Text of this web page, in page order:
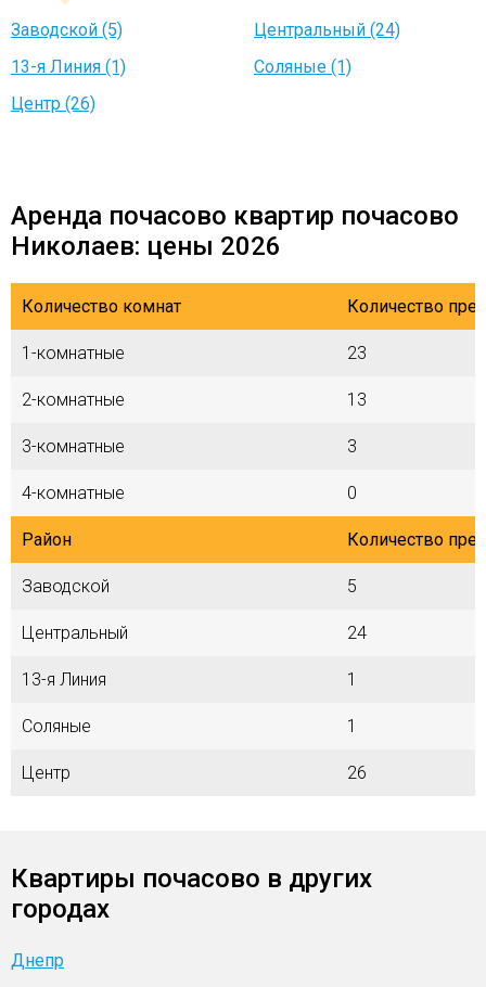
Заводской (5)
Центральный (24)
13-я Линия (1)
Соляные (1)
Центр (26)
Аренда почасово квартир почасово
Николаев: цены 2026
Количество комнат Количество
1-комнатные 23
2-комнатные 13
3-комнатные 3
4-комнатные 0
Район Количество
Заводской 5
Центральный 24
13-я Линия 1
Соляные 1
Центр 26
Квартиры почасово в других
городах
Днепр